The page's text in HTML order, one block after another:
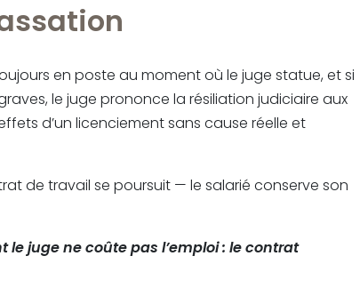
en poste au moment où le juge statue, et si
le juge prononce la résiliation judiciaire aux
d’un licenciement sans cause réelle et
de travail se poursuit — le salarié conserve son
le juge ne coûte pas l’emploi : le contrat